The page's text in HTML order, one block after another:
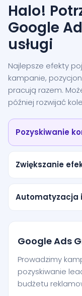
Halo!
Google
usługi
Najlepsze efekty
kampanie,
pracują razem.
później rozwijać
Pozyskiwanie
Zwiększanie
Automatyzacja
Google Ads
Prowadzimy
pozyskiwanie
budżetu